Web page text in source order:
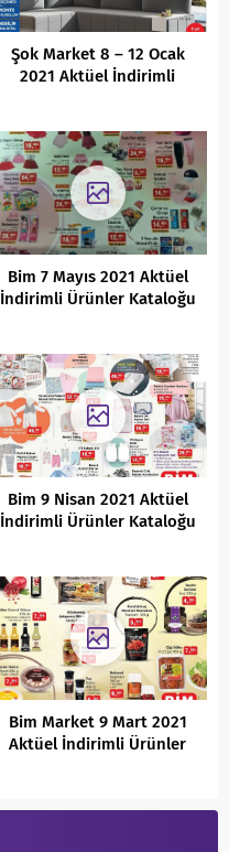
Şok Market 8 – 12 Ocak
2021 Aktüel İndirimli
Bim 7 Mayıs 2021 Aktüel
İndirimli Ürünler Kataloğu
Bim 9 Nisan 2021 Aktüel
İndirimli Ürünler Kataloğu
Bim Market 9 Mart 2021
Aktüel İndirimli Ürünler